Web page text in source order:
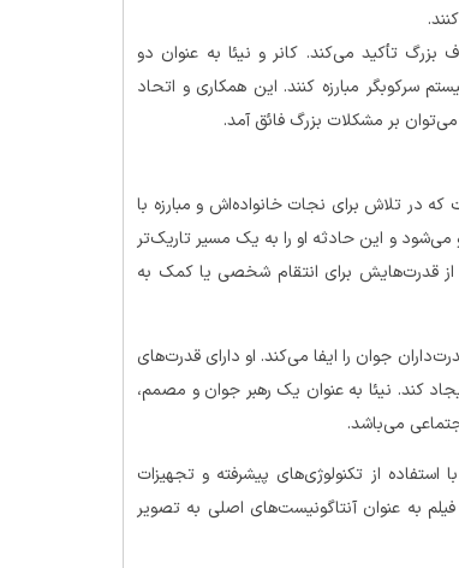
تأکید می‌کند. کانر و نیئا به عنوان دو
سرکوبگر مبارزه کنند. این همکاری و اتحاد
بر مشکلات بزرگ فائق آمد.
در تلاش برای نجات خانواده‌اش و مبارزه با
و این حادثه او را به یک مسیر تاریک‌تر
از قدرت‌هایش برای انتقام شخصی یا کمک به
جوان را ایفا می‌کند. او دارای قدرت‌های
کند. نیئا به عنوان یک رهبر جوان و مصمم،
می‌باشد.
استفاده از تکنولوژی‌های پیشرفته و تجهیزات
به عنوان آنتاگونیست‌های اصلی به تصویر